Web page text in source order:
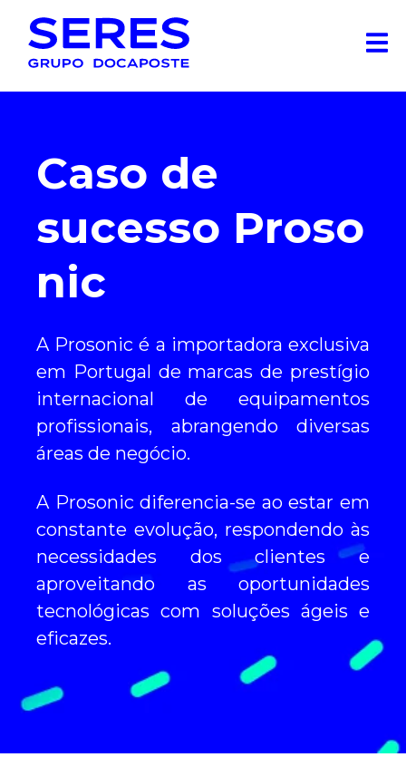
Caso de
sucesso Proso
nic
A Prosonic é a importadora exclusiva
em Portugal de marcas de prestígio
internacional de equipamentos
profissionais, abrangendo diversas
áreas de negócio.
A Prosonic diferencia-se ao estar em
constante evolução, respondendo às
necessidades dos clientes e
aproveitando as oportunidades
tecnológicas com soluções ágeis e
eficazes.